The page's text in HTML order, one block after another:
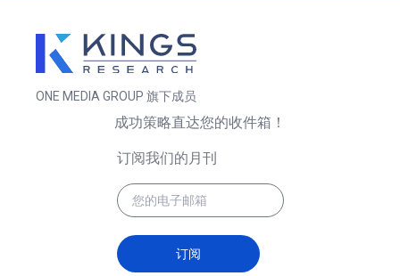
ONE MEDIA GROUP 旗下成员
成功策略直达您的收件箱！
订阅我们的月刊
订阅